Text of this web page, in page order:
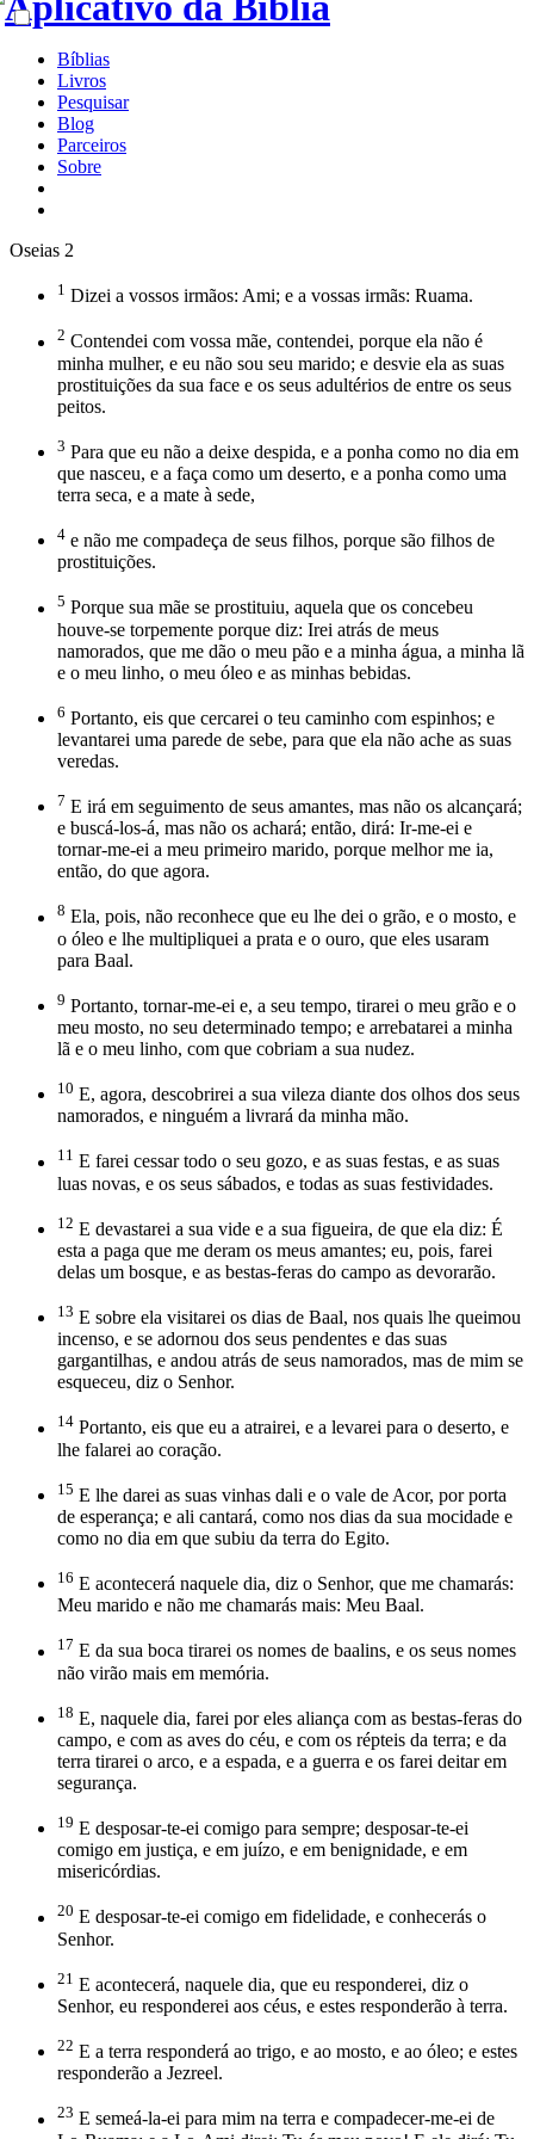
Bíblias
Livros
Pesquisar
Blog
Parceiros
Sobre
Oseias 2
1 Dizei a vossos irmãos: Ami; e a vossas irmãs: Ruama.
2 Contendei com vossa mãe, contendei, porque ela não é
minha mulher, e eu não sou seu marido; e desvie ela as suas
prostituições da sua face e os seus adultérios de entre os seus
peitos.
3 Para que eu não a deixe despida, e a ponha como no dia em
que nasceu, e a faça como um deserto, e a ponha como uma
terra seca, e a mate à sede,
4 e não me compadeça de seus filhos, porque são filhos de
prostituições.
5 Porque sua mãe se prostituiu, aquela que os concebeu
houve-se torpemente porque diz: Irei atrás de meus
namorados, que me dão o meu pão e a minha água, a minha lã
e o meu linho, o meu óleo e as minhas bebidas.
6 Portanto, eis que cercarei o teu caminho com espinhos; e
levantarei uma parede de sebe, para que ela não ache as suas
veredas.
7 E irá em seguimento de seus amantes, mas não os alcançará;
e buscá-los-á, mas não os achará; então, dirá: Ir-me-ei e
tornar-me-ei a meu primeiro marido, porque melhor me ia,
então, do que agora.
8 Ela, pois, não reconhece que eu lhe dei o grão, e o mosto, e
o óleo e lhe multipliquei a prata e o ouro, que eles usaram
para Baal.
9 Portanto, tornar-me-ei e, a seu tempo, tirarei o meu grão e o
meu mosto, no seu determinado tempo; e arrebatarei a minha
lã e o meu linho, com que cobriam a sua nudez.
10 E, agora, descobrirei a sua vileza diante dos olhos dos seus
namorados, e ninguém a livrará da minha mão.
11 E farei cessar todo o seu gozo, e as suas festas, e as suas
luas novas, e os seus sábados, e todas as suas festividades.
12 E devastarei a sua vide e a sua figueira, de que ela diz: É
esta a paga que me deram os meus amantes; eu, pois, farei
delas um bosque, e as bestas-feras do campo as devorarão.
13 E sobre ela visitarei os dias de Baal, nos quais lhe queimou
incenso, e se adornou dos seus pendentes e das suas
gargantilhas, e andou atrás de seus namorados, mas de mim se
esqueceu, diz o Senhor.
14 Portanto, eis que eu a atrairei, e a levarei para o deserto, e
lhe falarei ao coração.
15 E lhe darei as suas vinhas dali e o vale de Acor, por porta
de esperança; e ali cantará, como nos dias da sua mocidade e
como no dia em que subiu da terra do Egito.
16 E acontecerá naquele dia, diz o Senhor, que me chamarás:
Meu marido e não me chamarás mais: Meu Baal.
17 E da sua boca tirarei os nomes de baalins, e os seus nomes
não virão mais em memória.
18 E, naquele dia, farei por eles aliança com as bestas-feras do
campo, e com as aves do céu, e com os répteis da terra; e da
terra tirarei o arco, e a espada, e a guerra e os farei deitar em
segurança.
19 E desposar-te-ei comigo para sempre; desposar-te-ei
comigo em justiça, e em juízo, e em benignidade, e em
misericórdias.
20 E desposar-te-ei comigo em fidelidade, e conhecerás o
Senhor.
21 E acontecerá, naquele dia, que eu responderei, diz o
Senhor, eu responderei aos céus, e estes responderão à terra.
22 E a terra responderá ao trigo, e ao mosto, e ao óleo; e estes
responderão a Jezreel.
23 E semeá-la-ei para mim na terra e compadecer-me-ei de